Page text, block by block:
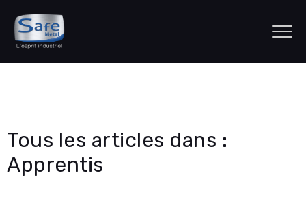
Tous les articles dans :
Apprentis